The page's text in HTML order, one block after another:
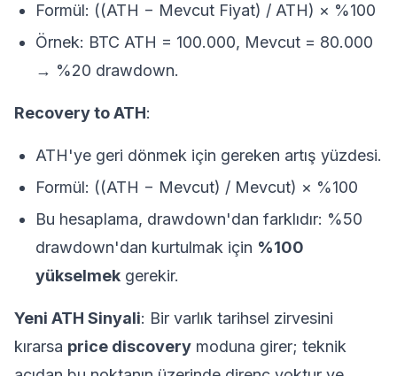
Formül: ((ATH − Mevcut Fiyat) / ATH) × %100
Örnek: BTC ATH = 100.000, Mevcut = 80.000
→ %20 drawdown.
Recovery to ATH:
ATH'ye geri dönmek için gereken artış yüzdesi.
Formül: ((ATH − Mevcut) / Mevcut) × %100
Bu hesaplama, drawdown'dan farklıdır: %50
drawdown'dan kurtulmak için %100
yükselmek gerekir.
Yeni ATH Sinyali: Bir varlık tarihsel zirvesini
kırarsa price discovery moduna girer; teknik